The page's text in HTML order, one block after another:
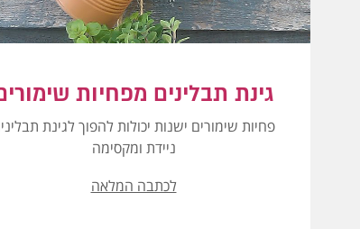
גינת תבלינים מפחיות
פחיות שימורים ישנות יכולות להפוך לגינת
ניידת ומקסימה
לכתבה המלאה